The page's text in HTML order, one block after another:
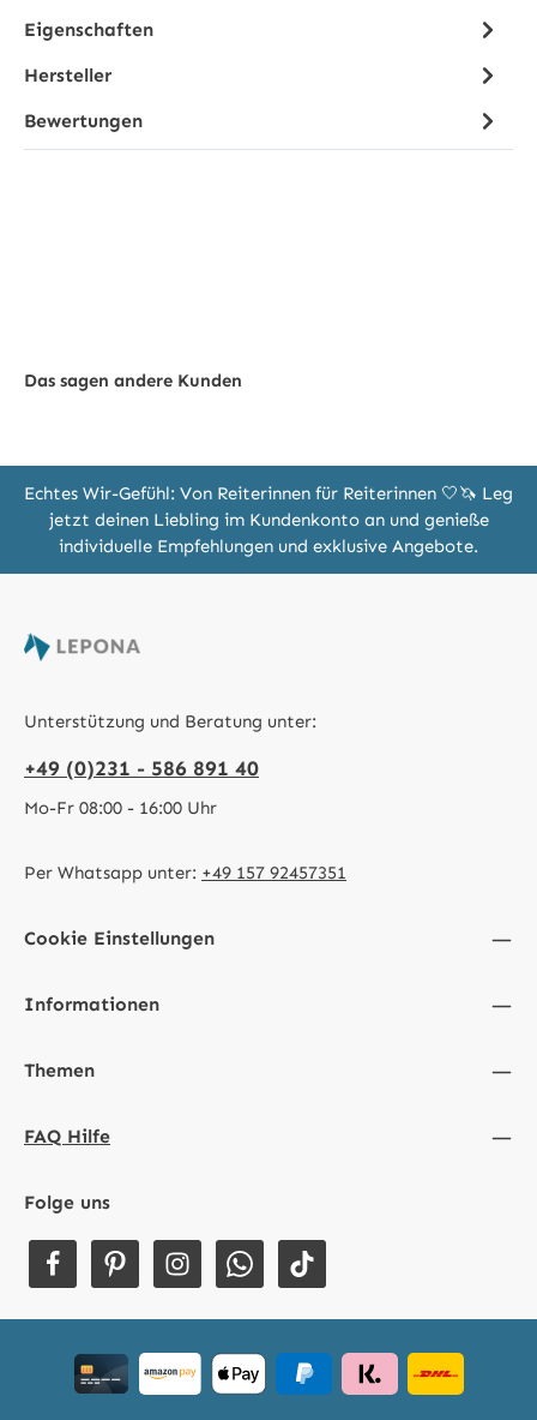
Eigenschaften
Hersteller
Bewertungen
Das sagen andere Kunden
Echtes Wir-Gefühl: Von Reiterinnen für Reiterinnen 🤍🦄 Leg
jetzt deinen Liebling im Kundenkonto an und genieße
individuelle Empfehlungen und exklusive Angebote.
Unterstützung und Beratung unter:
+49 (0)231 - 586 891 40
Mo-Fr 08:00 - 16:00 Uhr
Per Whatsapp unter: +49 157 92457351
Cookie Einstellungen
Informationen
Themen
FAQ Hilfe
Folge uns